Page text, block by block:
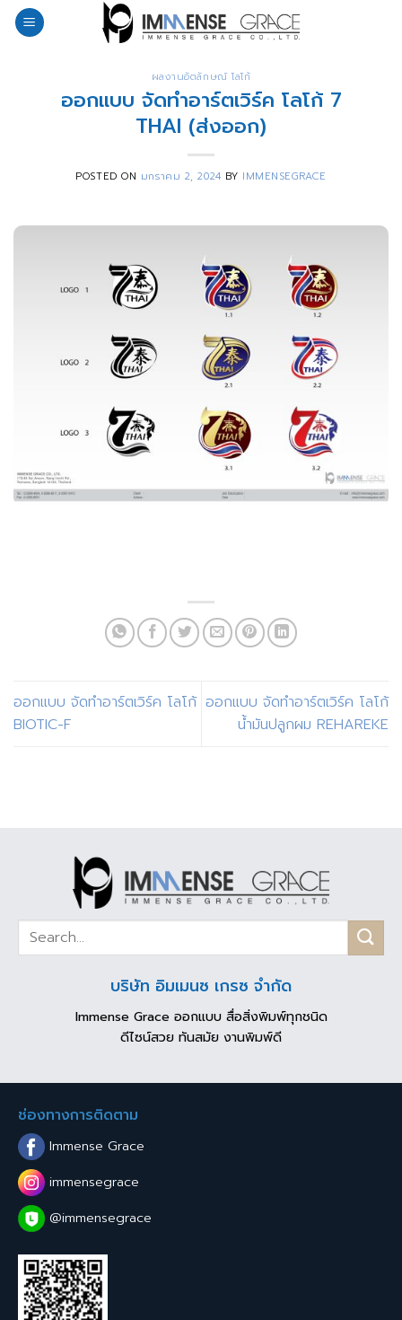
Skip
ผลงานอัตลักษณ์ โลโก้
ออกแบบ จัดทำอาร์ตเวิร์ค โลโก้ 7
THAI (ส่งออก)
POSTED ON มกราคม 2, 2024 BY IMMENSEGRACE
ออกแบบ จัดทำอาร์ตเวิร์ค โลโก้
BIOTIC-F
ออกแบบ จัดทำอาร์ตเวิร์ค โลโก้
น้ำมันปลูกผม REHAREKE
บริษัท อิมเมนซ เกรซ จำกัด
Immense Grace ออกแบบ สื่อสิ่งพิมพ์ทุกชนิด
ดีไซน์สวย ทันสมัย งานพิมพ์ดี
ช่องทางการติดตาม
Immense Grace
immensegrace
@immensegrace